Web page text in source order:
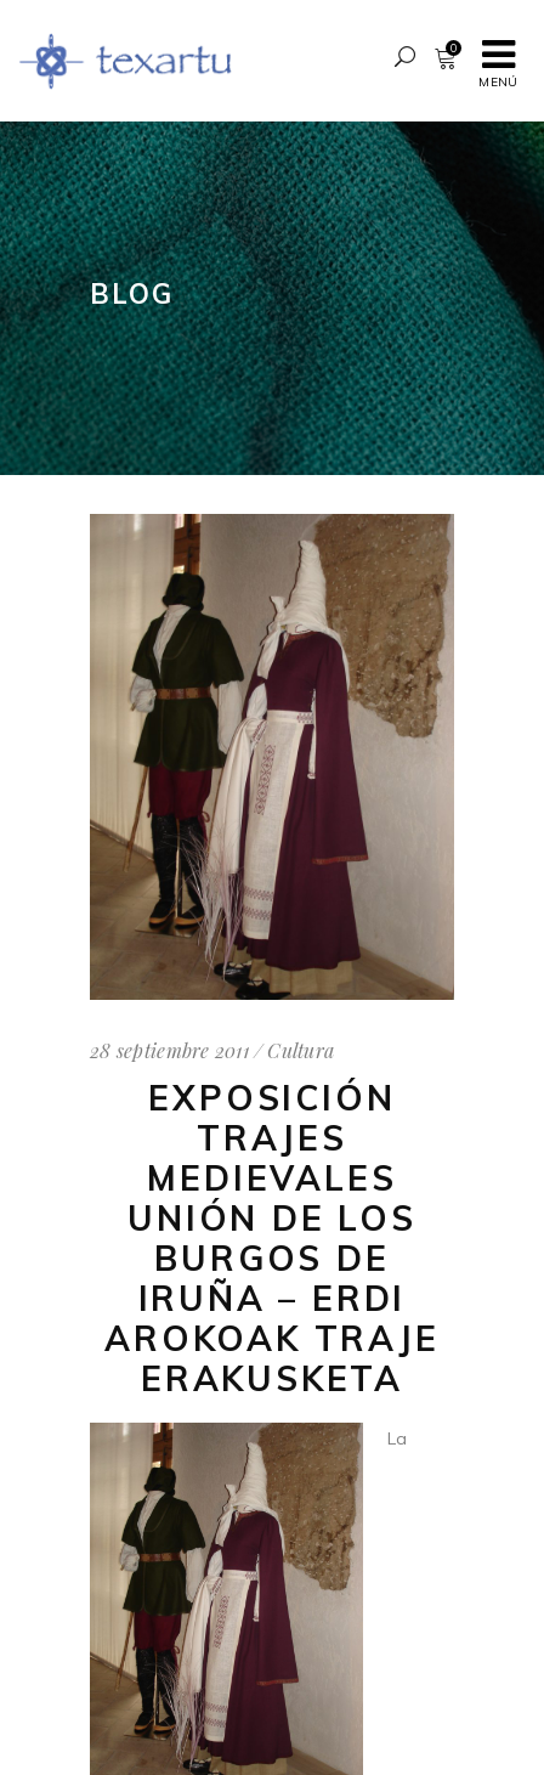
MENÚ
0
BLOG
28 septiembre 2011 Cultura
EXPOSICIÓN
TRAJES
MEDIEVALES
UNIÓN DE LOS
BURGOS DE
IRUÑA – ERDI
AROKOAK TRAJE
ERAKUSKETA
La